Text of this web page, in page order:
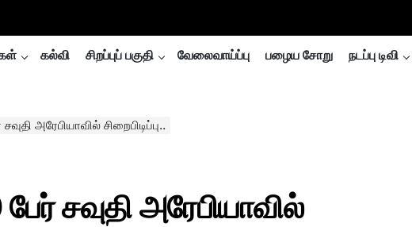
கல்வி சிறப்புப் பகுதி வேலைவாய்ப்பு பழைய சோறு நடப்பு டிவி
அரேபியாவில் சிறைபிடிப்பு..
சவுதி அரேபியாவில்